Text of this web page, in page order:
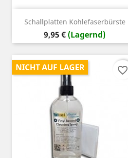
Schallplatten Kohlefaserbürste
Preis
9,95 € (Lagernd)
NICHT AUF LAGER favorite_border